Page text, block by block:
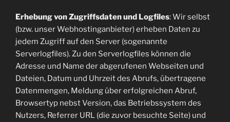
Erhebung von Zugriffsdaten und Logfiles: Wir selbst
(bzw. unser Webhostinganbieter) erheben Daten zu
jedem Zugriff auf den Server (sogenannte
Serverlogfiles). Zu den Serverlogfiles können die
Adresse und Name der abgerufenen Webseiten und
Dateien, Datum und Uhrzeit des Abrufs, übertragene
Datenmengen, Meldung über erfolgreichen Abruf,
Browsertyp nebst Version, das Betriebssystem des
Nutzers, Referrer URL (die zuvor besuchte Seite) und